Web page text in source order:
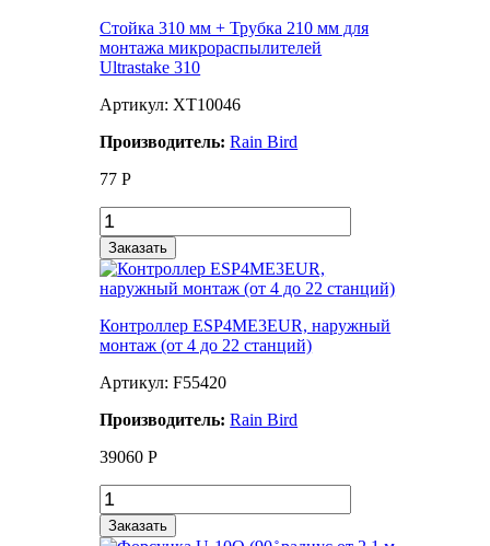
Стойка 310 мм + Трубка 210 мм для
монтажа микрораспылителей
Ultrastake 310
Артикул: XT10046
Производитель:Rain Bird
77 Р
Заказать
Контроллер ESP4ME3EUR, наружный
монтаж (от 4 до 22 станций)
Артикул: F55420
Производитель:Rain Bird
39060 Р
Заказать